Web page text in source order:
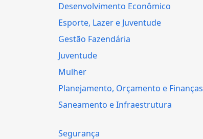
Desenvolvimento Econômico
Esporte, Lazer e Juventude
Gestão Fazendária
Juventude
Mulher
Planejamento, Orçamento e Finanças
Saneamento e Infraestrutura
Segurança